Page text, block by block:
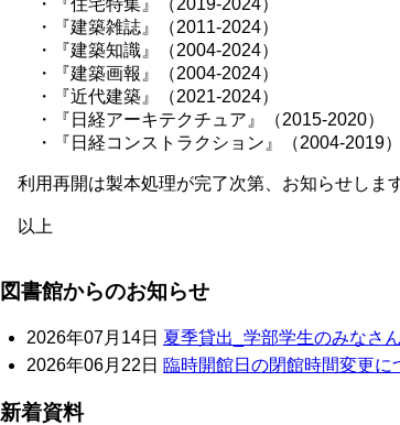
・『住宅特集』（2019-2024）
・『建築雑誌』（2011-2024）
・『建築知識』（2004-2024）
・『建築画報』（2004-2024）
・『近代建築』（2021-2024）
・『日経アーキテクチュア』（2015-2020）
・『日経コンストラクション』（2004-2019）
利用再開は製本処理が完了次第、お知らせします
以上
図書館からのお知らせ
2026年07月14日 夏季貸出_学部学生のみなさ
2026年06月22日 臨時開館日の閉館時間変更に
新着資料